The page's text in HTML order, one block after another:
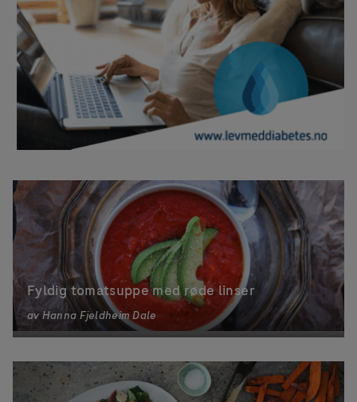
Fyldig tomatsuppe med røde linser
avHanna Fjeldheim Dale